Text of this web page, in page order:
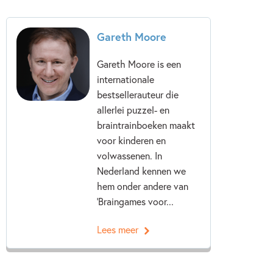
Gareth Moore
Gareth Moore is een
internationale
bestsellerauteur die
allerlei puzzel- en
braintrainboeken maakt
voor kinderen en
volwassenen. In
Nederland kennen we
hem onder andere van
'Braingames voor...
Lees meer